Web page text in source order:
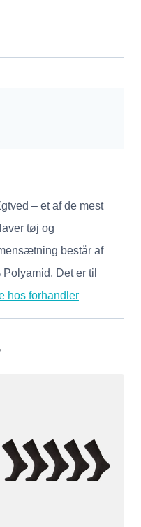
– et af de mest
tøj og
består af
Det er til
hos forhandler